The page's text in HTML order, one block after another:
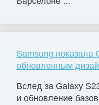
Samsung показала
обновленным
Вслед за Galaxy
и обновление